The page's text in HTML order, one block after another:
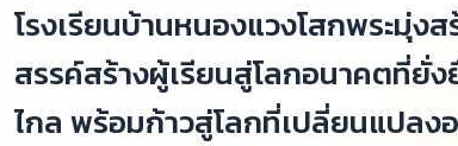
โรงเรียนบ้านหนองแวงโสกพระมุ่ง
สรรค์สร้างผู้เรียนสู่โลกอนาคตที่
ไกล พร้อมก้าวสู่โลกที่เปลี่ยนแปลง